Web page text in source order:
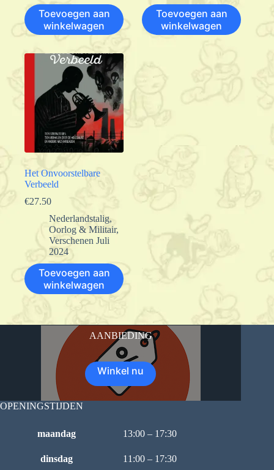
Toevoegen aan
winkelwagen
Toevoegen aan
winkelwagen
Het Onvoorstelbare
Verbeeld
€27.50
Nederlandstalig,
Oorlog & Militair,
Verschenen Juli
2024
Toevoegen aan
winkelwagen
AANBIEDING
Winkel nu
OPENINGSTIJDEN
maandag 13:00 – 17:30
dinsdag 11:00 – 17:30